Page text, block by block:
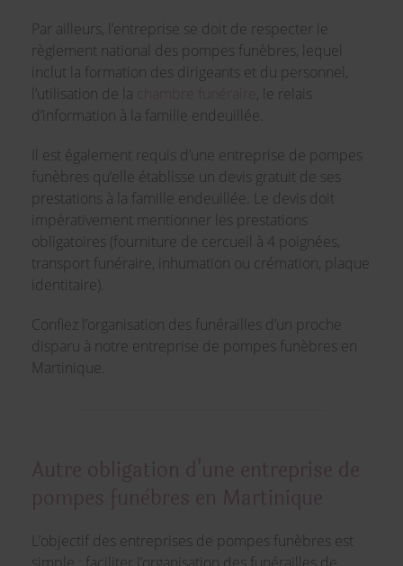
Par ailleurs, l’entreprise se doit de respecter le
règlement national des pompes funèbres, lequel
inclut la formation des dirigeants et du personnel,
l’utilisation de la
, le relais
d’information à la famille endeuillée.
Il est également requis d’une entreprise de pompes
funèbres qu’elle établisse un devis gratuit de ses
prestations à la famille endeuillée. Le devis doit
impérativement mentionner les prestations
obligatoires (fourniture de cercueil à 4 poignées,
transport funéraire, inhumation ou crémation, plaque
identitaire).
Confiez l’organisation des funérailles d’un proche
disparu à notre entreprise de pompes funèbres en
Martinique.
L’objectif des entreprises de pompes funèbres est